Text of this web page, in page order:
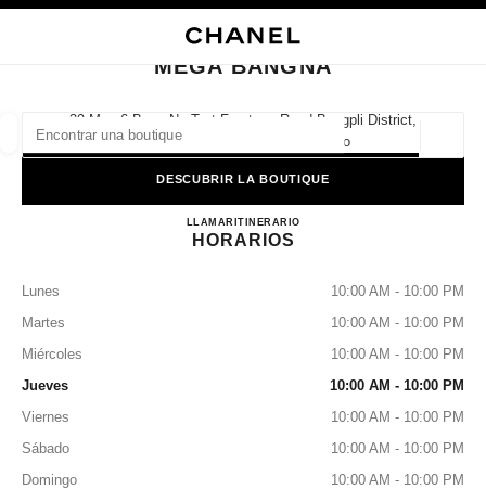
las sugerencias se muestran debajo de esta barra de búsqueda
0 Sugerencias disponibles
CERRAR TARJETA DE BOUTIQUE MEGA BANGNA
MEGA BANGNA
39 Moo 6 Bang Na-Trat Frontage Road Bangpli District,
10540 Samut Prakarn, Bang Kaeo
DESCUBRIR LA BOUTIQUE
LLAMAR+66 2508 8996
ITINERARIOMEGA BANGNA
HORARIOS
Lunes
10:00 AM - 10:00 PM
Martes
10:00 AM - 10:00 PM
Miércoles
10:00 AM - 10:00 PM
Jueves
10:00 AM - 10:00 PM
Viernes
10:00 AM - 10:00 PM
Sábado
10:00 AM - 10:00 PM
Domingo
10:00 AM - 10:00 PM
resultado de los filtros por: RELOJERÍA Y JOYERÍA